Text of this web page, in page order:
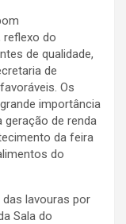
reflexo do
de qualidade,
de
Os
importância
geração de renda
da feira
do
lavouras por
Sala do